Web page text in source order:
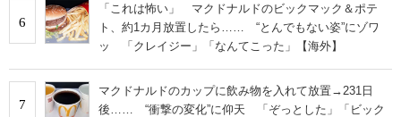
6
「これは怖い」 マクドナルドのビックマック＆ポテ
ト、約1カ月放置したら…… “とんでもない姿”にゾワ
ッ 「クレイジー」「なんてこった」【海外】
7
マクドナルドのカップに飲み物を入れて放置→231日
後…… “衝撃の変化”に仰天 「ぞっとした」「ビック